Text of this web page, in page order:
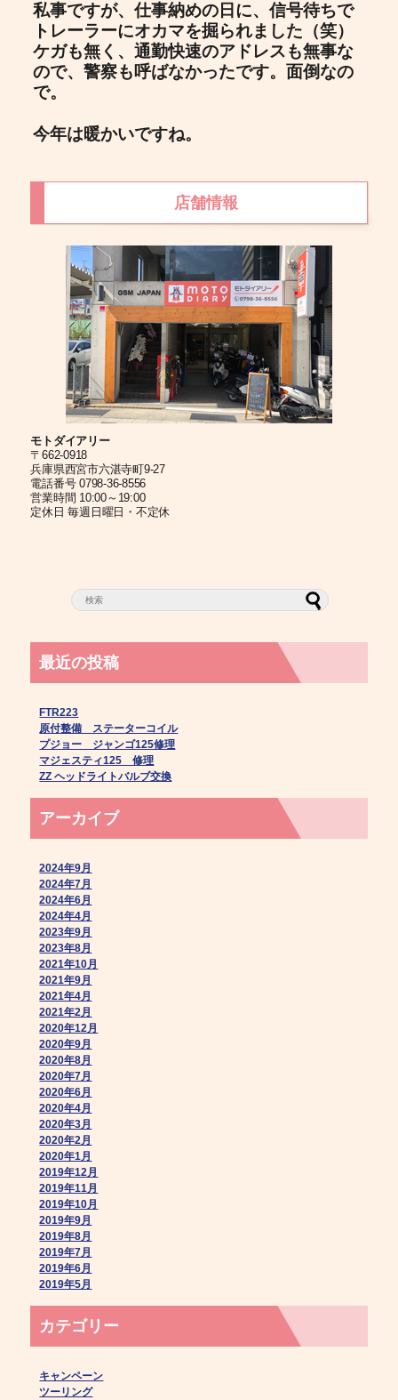
私事ですが、仕事納めの日に、信号待ちで
トレーラーにオカマを掘られました（笑）
ケガも無く、通勤快速のアドレスも無事な
ので、警察も呼ばなかったです。面倒なの
で。
今年は暖かいですね。
店舗情報
モトダイアリー
〒662-0918
兵庫県西宮市六湛寺町9-27
電話番号 0798-36-8556
営業時間 10:00～19:00
定休日 毎週日曜日・不定休
最近の投稿
FTR223
原付整備 ステーターコイル
プジョー ジャンゴ125修理
マジェスティ125 修理
ZZ ヘッドライトバルブ交換
アーカイブ
2024年9月
2024年7月
2024年6月
2024年4月
2023年9月
2023年8月
2021年10月
2021年9月
2021年4月
2021年2月
2020年12月
2020年9月
2020年8月
2020年7月
2020年6月
2020年4月
2020年3月
2020年2月
2020年1月
2019年12月
2019年11月
2019年10月
2019年9月
2019年8月
2019年7月
2019年6月
2019年5月
カテゴリー
キャンペーン
ツーリング